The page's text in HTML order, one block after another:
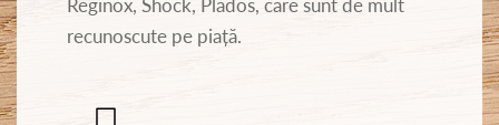
Reginox, Shock, Plados, care sunt de mult
recunoscute pe piață.